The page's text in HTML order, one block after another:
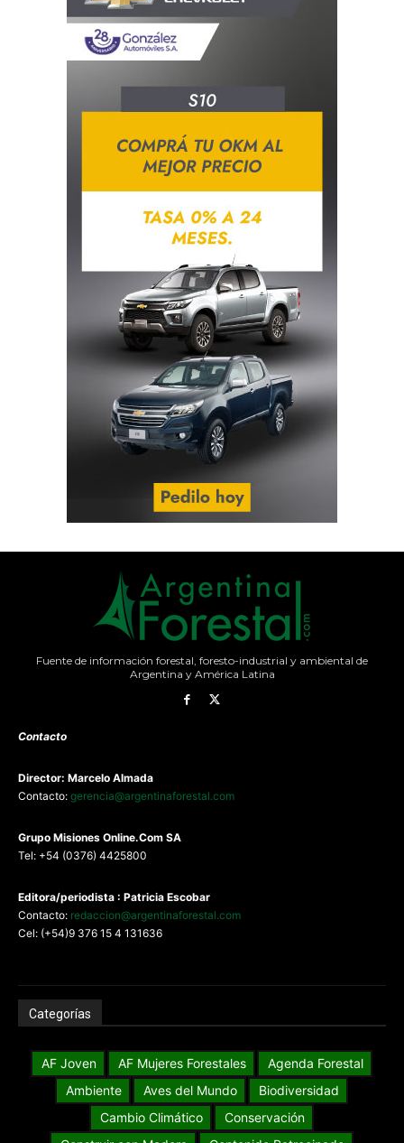
Fuente de información forestal, foresto-industrial y ambiental de
Argentina y América Latina
Contacto
Director: Marcelo Almada
Contacto: gerencia@argentinaforestal.com
Grupo Misiones Online.Com SA
Tel: +54 (0376) 4425800
Editora/periodista : Patricia Escobar
Contacto: redaccion@argentinaforestal.com
Cel: (+54)9 376 15 4 131636
Categorías
AF Joven AF Mujeres Forestales
Agenda Forestal
Ambiente
Aves del Mundo
Biodiversidad
Cambio Climático
Conservación